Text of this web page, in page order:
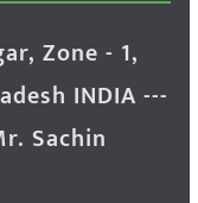
Zone - 1,
INDIA ---
Sachin